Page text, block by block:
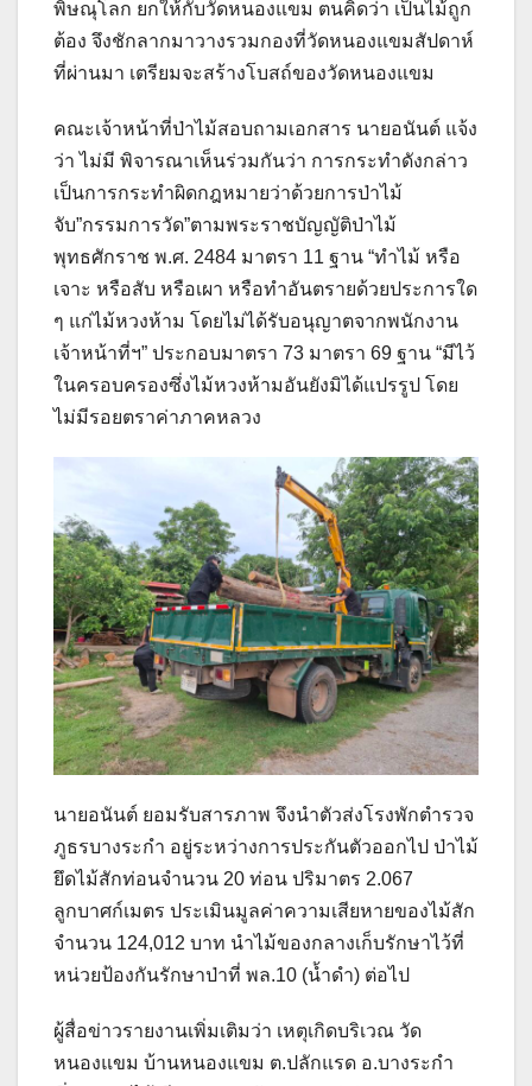
พิษณุโลก ยกให้กับวัดหนองแขม ตนคิดว่า เป็นไม้ถูก
ต้อง จึงชักลากมาวางรวมกองที่วัดหนองแขมสัปดาห์
ที่ผ่านมา เตรียมจะสร้างโบสถ์ของวัดหนองแขม
คณะเจ้าหน้าที่ป่าไม้สอบถามเอกสาร นายอนันต์ แจ้ง
ว่า ไม่มี พิจารณาเห็นร่วมกันว่า การกระทำดังกล่าว
เป็นการกระทำผิดกฎหมายว่าด้วยการป่าไม้
จับ”กรรมการวัด”ตามพระราชบัญญัติป่าไม้
พุทธศักราช พ.ศ. 2484 มาตรา 11 ฐาน “ทำไม้ หรือ
เจาะ หรือสับ หรือเผา หรือทำอันตรายด้วยประการใด
ๆ แก่ไม้หวงห้าม โดยไม่ได้รับอนุญาตจากพนักงาน
เจ้าหน้าที่ฯ” ประกอบมาตรา 73 มาตรา 69 ฐาน “มีไว้
ในครอบครองซึ่งไม้หวงห้ามอันยังมิได้แปรรูป โดย
ไม่มีรอยตราค่าภาคหลวง
นายอนันต์ ยอมรับสารภาพ จึงนำตัวส่งโรงพักตำรวจ
ภูธรบางระกำ อยู่ระหว่างการประกันตัวออกไป ป่าไม้
ยึดไม้สักท่อนจำนวน 20 ท่อน ปริมาตร 2.067
ลูกบาศก์เมตร ประเมินมูลค่าความเสียหายของไม้สัก
จำนวน 124,012 บาท นำไม้ของกลางเก็บรักษาไว้ที่
หน่วยป้องกันรักษาป่าที่ พล.10 (น้ำดำ) ต่อไป
ผู้สื่อข่าวรายงานเพิ่มเติมว่า เหตุเกิดบริเวณ วัด
หนองแขม บ้านหนองแขม ต.ปลักแรด อ.บางระกำ